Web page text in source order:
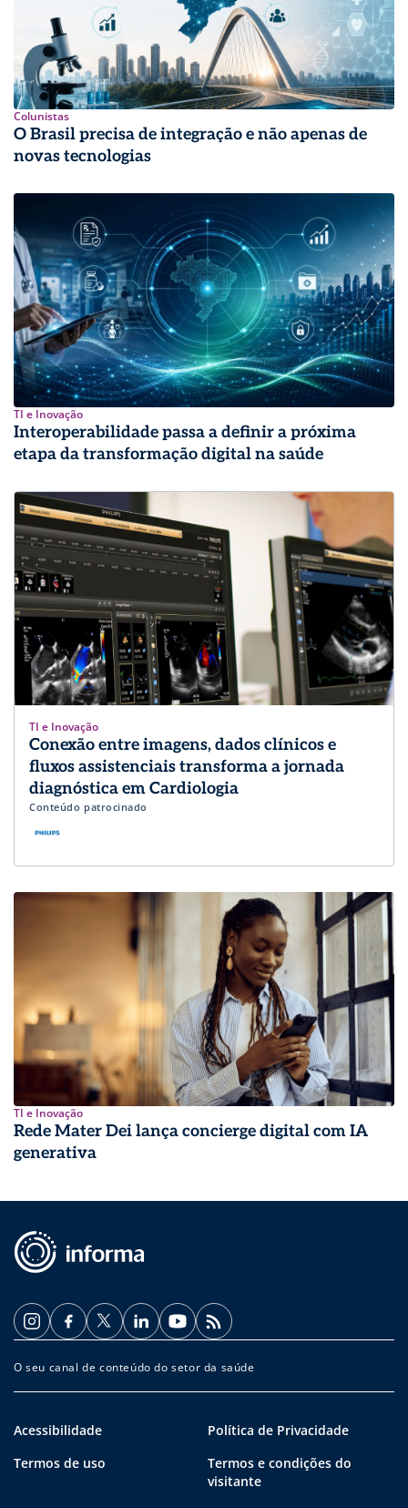
Colunistas
O Brasil precisa de integração e não apenas de
novas tecnologias
TI e Inovação
Interoperabilidade passa a definir a próxima
etapa da transformação digital na saúde
TI e Inovação
Conexão entre imagens, dados clínicos e
fluxos assistenciais transforma a jornada
diagnóstica em Cardiologia
Conteúdo patrocinado
TI e Inovação
Rede Mater Dei lança concierge digital com IA
generativa
O seu canal de conteúdo do setor da saúde
Acessibilidade
Política de Privacidade
Termos de uso
Termos e condições do
visitante